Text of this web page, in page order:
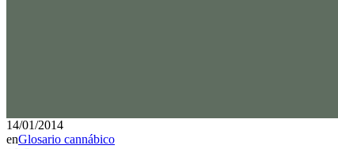
14/01/2014
enGlosario cannábico